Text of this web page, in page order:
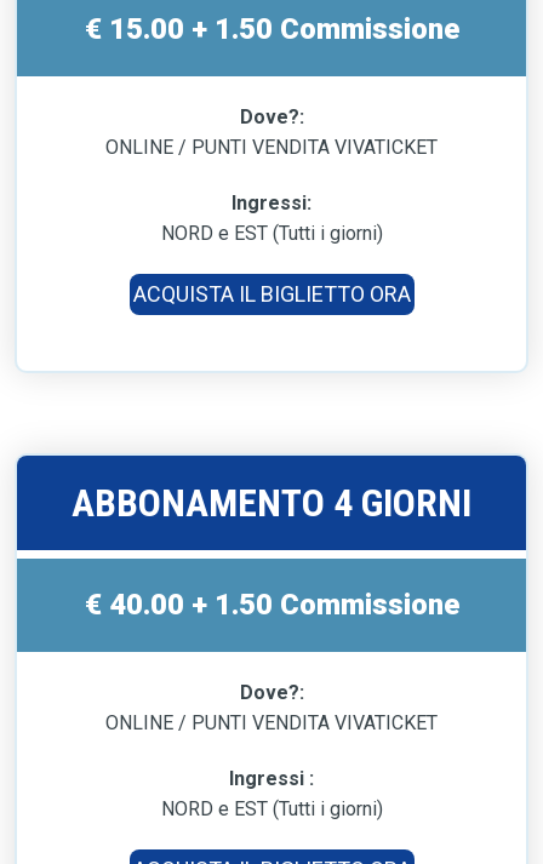
€ 15.00 + 1.50 Commissione
Dove?:
ONLINE / PUNTI VENDITA VIVATICKET
Ingressi:
NORD e EST (Tutti i giorni)
ACQUISTA IL BIGLIETTO ORA
ABBONAMENTO 4 GIORNI
€ 40.00 + 1.50 Commissione
Dove?:
ONLINE / PUNTI VENDITA VIVATICKET
Ingressi :
NORD e EST (Tutti i giorni)